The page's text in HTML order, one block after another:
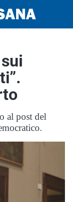
al post del